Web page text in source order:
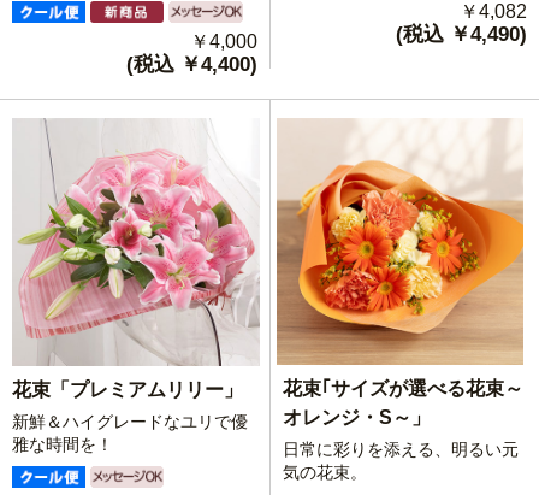
￥4,000
(税込 ￥4,400)
￥4,082
(税込 ￥4,490)
花束「プレミアムリリー」
新鮮＆ハイグレードなユリで優
雅な時間を！
花束｢サイズが選べる花束～
オレンジ・S～」
日常に彩りを添える、明るい元
気の花束。